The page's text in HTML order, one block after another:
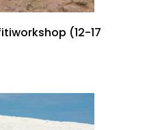
(12-17